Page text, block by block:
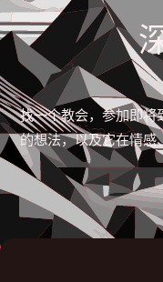
找一个教会，参加即将
的想法，以及它在情感